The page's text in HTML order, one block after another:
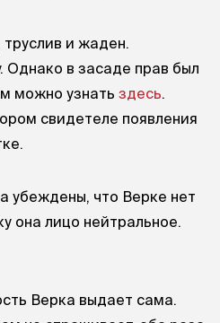
и жаден.
Однако в засаде прав был
можно узнать здесь
свидетеле появления
убеждены, что Верке нет
она лицо нейтральное.
Верка выдает сама.